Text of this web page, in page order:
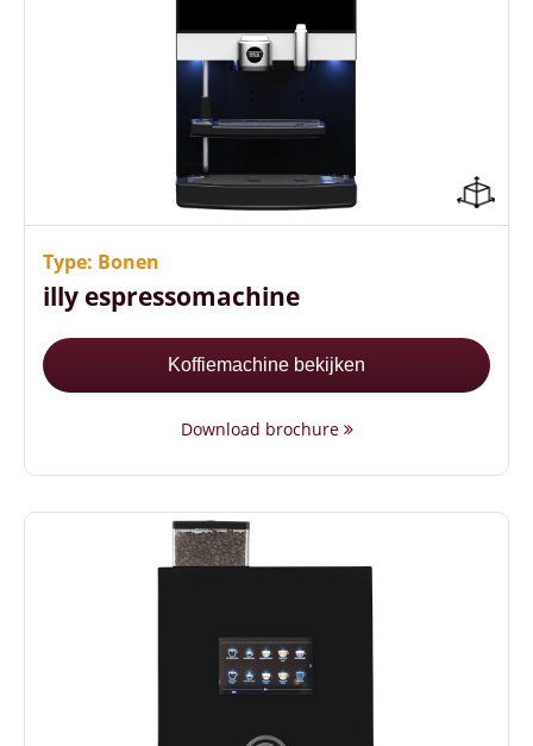
Herkenbaar illy logo
+100 koppen koffie per uur
2 koppen koffie tegelijk tappen
Type: Bonen
illy espressomachine
Koffiemachine bekijken
Download brochure